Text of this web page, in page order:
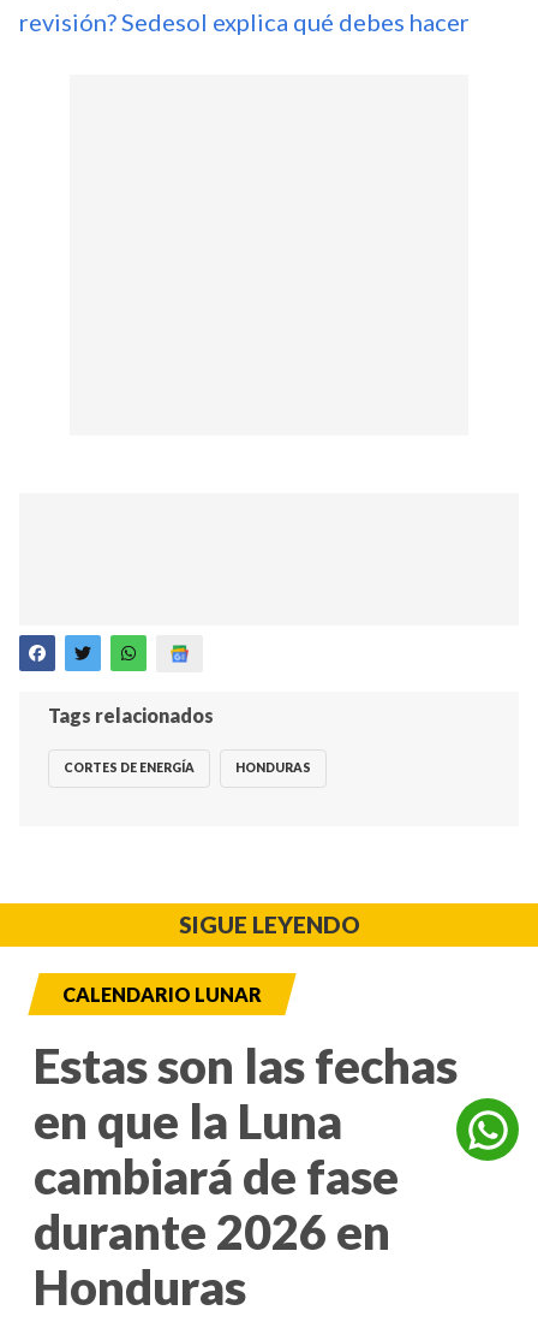
revisión? Sedesol explica qué debes hacer
Tags relacionados
CORTES DE ENERGÍA HONDURAS
SIGUE LEYENDO
CALENDARIO LUNAR
Estas son las fechas
en que la Luna
cambiará de fase
durante 2026 en
Honduras